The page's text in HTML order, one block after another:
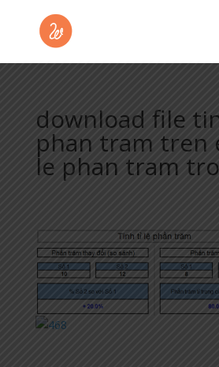
download file
phan tram tren
le phan tram